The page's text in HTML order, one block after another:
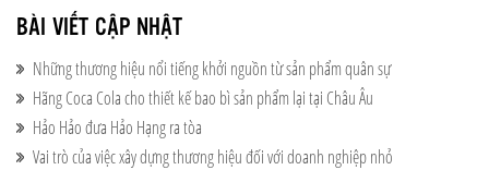
BÀI VIẾT CẬP NHẬT
Những thương hiệu nổi tiếng khởi nguồn từ sản phẩm quân sự
Hãng Coca Cola cho thiết kế bao bì sản phẩm lại tại Châu Âu
Hảo Hảo đưa Hảo Hạng ra tòa
Vai trò của việc xây dựng thương hiệu đối với doanh nghiệp nhỏ